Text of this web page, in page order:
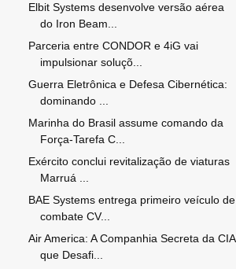
Elbit Systems desenvolve versão aérea
do Iron Beam...
Parceria entre CONDOR e 4iG vai
impulsionar soluçõ...
Guerra Eletrônica e Defesa Cibernética:
dominando ...
Marinha do Brasil assume comando da
Força-Tarefa C...
Exército conclui revitalização de viaturas
Marruá ...
BAE Systems entrega primeiro veículo de
combate CV...
Air America: A Companhia Secreta da CIA
que Desafi...